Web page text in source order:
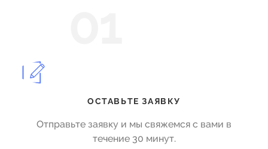
ОСТАВЬТЕ ЗАЯВКУ
Отправьте заявку и мы свяжемся с вами в
течение 30 минут.